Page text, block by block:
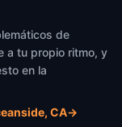
de
a tu propio ritmo, y
en la
CA→